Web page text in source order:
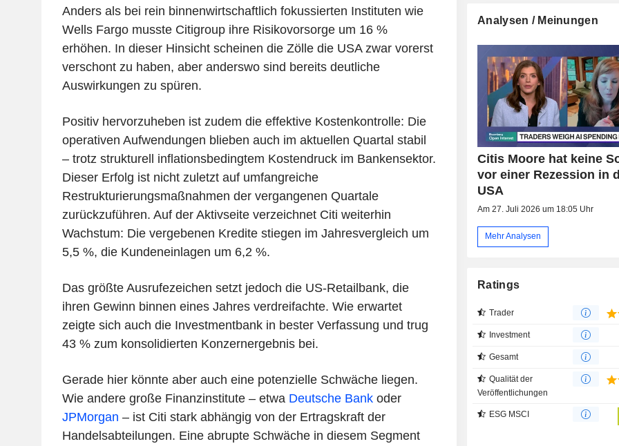
Anders als bei rein binnenwirtschaftlich fokussierten Instituten wie
Wells Fargo musste Citigroup ihre Risikovorsorge um 16 %
erhöhen. In dieser Hinsicht scheinen die Zölle die USA zwar vorerst
verschont zu haben, aber anderswo sind bereits deutliche
Auswirkungen zu spüren.
Positiv hervorzuheben ist zudem die effektive Kostenkontrolle: Die
operativen Aufwendungen blieben auch im aktuellen Quartal stabil
– trotz strukturell inflationsbedingtem Kostendruck im Bankensektor.
Dieser Erfolg ist nicht zuletzt auf umfangreiche
Restrukturierungsmaßnahmen der vergangenen Quartale
zurückzuführen. Auf der Aktivseite verzeichnet Citi weiterhin
Wachstum: Die vergebenen Kredite stiegen im Jahresvergleich um
5,5 %, die Kundeneinlagen um 6,2 %.
Das größte Ausrufezeichen setzt jedoch die US-Retailbank, die
ihren Gewinn binnen eines Jahres verdreifachte. Wie erwartet
zeigte sich auch die Investmentbank in bester Verfassung und trug
43 % zum konsolidierten Konzernergebnis bei.
Gerade hier könnte aber auch eine potenzielle Schwäche liegen.
Wie andere große Finanzinstitute – etwa Deutsche Bankoder
JPMorgan – ist Citi stark abhängig von der Ertragskraft der
Handelsabteilungen. Eine abrupte Schwäche in diesem Segment
Analysen / Meinungen
Citis Moore hat keine
vor einer Rezession in
USA
Am 27. Juli 2026 um 18:05 Uhr
Mehr Analysen
Ratings
Trader
Investment
Gesamt
Qualität der
Veröffentlichungen
ESG MSCI